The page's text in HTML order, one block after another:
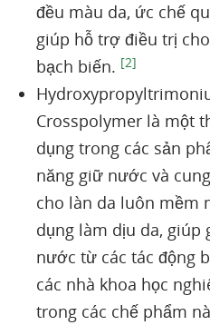
đều màu da, ức chế
giúp hỗ trợ điều trị
bạch biến. [2]
Crosspolymer là một
dụng trong các sản
năng giữ nước và
cho làn da luôn mềm
dụng làm dịu da, giúp
nước từ các tác động
các nhà khoa học
trong các chế phẩm